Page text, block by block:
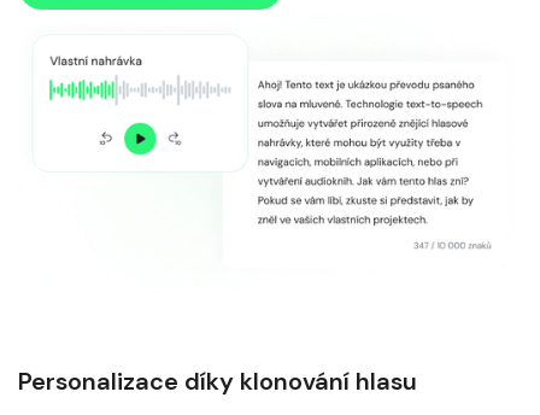
Personalizace díky klonování hlasu